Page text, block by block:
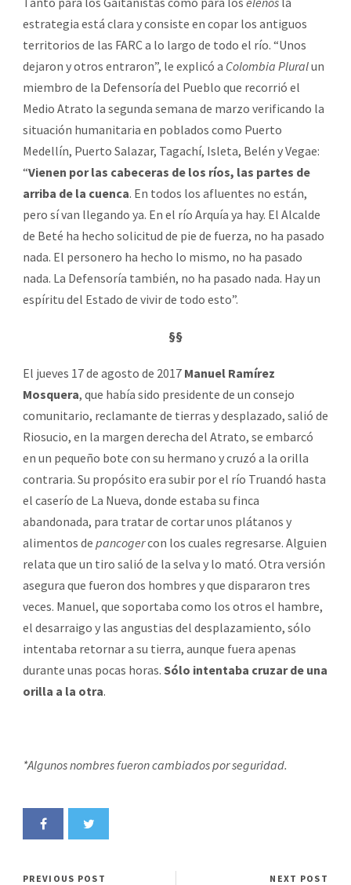
estrategia está clara y consiste en copar los antiguos
territorios de las FARC a lo largo de todo el río. “Unos
dejaron y otros entraron”, le explicó a Colombia Pluralun
miembro de la Defensoría del Pueblo que recorrió el
Medio Atrato la segunda semana de marzo verificando la
situación humanitaria en poblados como Puerto
Medellín, Puerto Salazar, Tagachí, Isleta, Belén y Vegae:
“Vienen por las cabeceras de los ríos, las partes de
arriba de la cuenca. En todos los afluentes no están,
pero sí van llegando ya. En el río Arquía ya hay. El Alcalde
de Beté ha hecho solicitud de pie de fuerza, no ha pasado
nada. El personero ha hecho lo mismo, no ha pasado
nada. La Defensoría también, no ha pasado nada. Hay un
espíritu del Estado de vivir de todo esto”.
§§
El jueves 17 de agosto de 2017 Manuel Ramírez
Mosquera, que había sido presidente de un consejo
comunitario, reclamante de tierras y desplazado, salió de
Riosucio, en la margen derecha del Atrato, se embarcó
en un pequeño bote con su hermano y cruzó a la orilla
contraria. Su propósito era subir por el río Truandó hasta
el caserío de La Nueva, donde estaba su finca
abandonada, para tratar de cortar unos plátanos y
alimentos de pancogercon los cuales regresarse. Alguien
relata que un tiro salió de la selva y lo mató. Otra versión
asegura que fueron dos hombres y que dispararon tres
veces. Manuel, que soportaba como los otros el hambre,
el desarraigo y las angustias del desplazamiento, sólo
intentaba retornar a su tierra, aunque fuera apenas
durante unas pocas horas. Sólo intentaba cruzar de una
orilla a la otra.
*Algunos nombres fueron cambiados por seguridad.
PREVIOUS POST NEXT POST